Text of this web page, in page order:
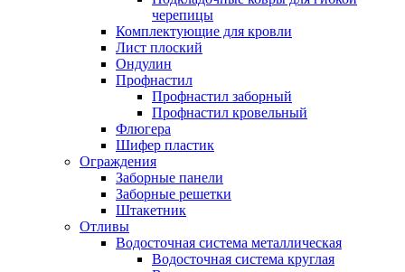
черепицы
Комплектующие для кровли
Лист плоский
Ондулин
Профнастил
Профнастил заборный
Профнастил кровельный
Флюгера
Шифер пластик
Ограждения
Заборные панели
Заборные решетки
Штакетник
Отливы
Водосточная система металлическая
Водосточная система круглая